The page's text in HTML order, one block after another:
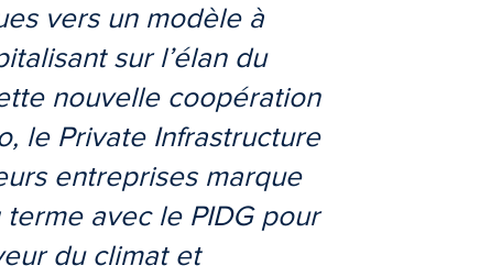
vers un modèle à
sur l’élan du
nouvelle coopération
le Private Infrastructure
entreprises marque
avec le PIDG pour
du climat et